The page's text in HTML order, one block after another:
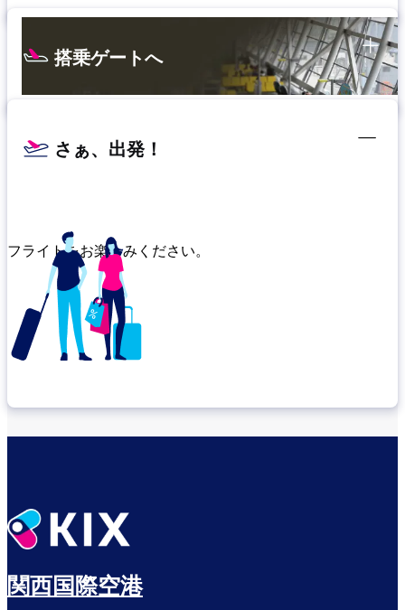
搭乗ゲートへ
さぁ、出発！
フライトをお楽しみください。
関西国際空港